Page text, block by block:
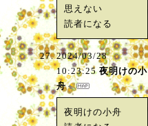
思えない
読者になる
2024/03/28
10:23:25 夜明けの小
舟
夜明けの小舟